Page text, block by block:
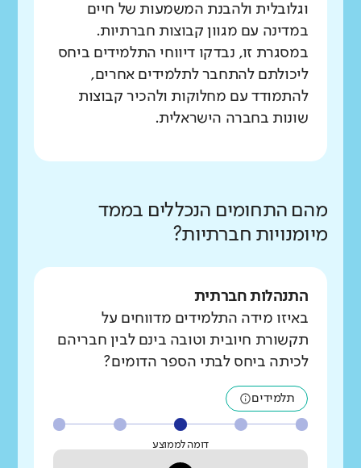
וגלובלית ולהבנת המשמעות של חיים
במדינה עם מגוון קבוצות חברתיות.
במסגרת זו, נבדקו דיווחי התלמידים ביחס
ליכולתם להתחבר לתלמידים אחרים,
להתמודד עם מחלוקות ולהכיר קבוצות
שונות בחברה הישראלית.
מהם התחומים הנכללים בממד
מיומנויות חברתיות?
התנהלות חברתית
באיזו מידה התלמידים מדווחים על
תקשורת חיובית וטובה בינם לבין חבריהם
לכיתה ביחס לבתי הספר הדומים?
תלמידים
דומה לממוצע